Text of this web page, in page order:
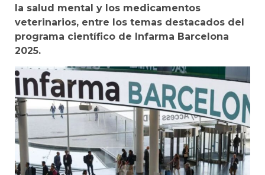
la salud mental y los medicamentos
veterinarios, entre los temas destacados del
programa científico de Infarma Barcelona
2025.